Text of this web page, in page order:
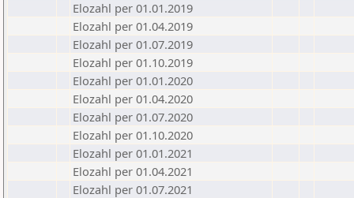
Elozahl per 01.01.2019
Elozahl per 01.04.2019
Elozahl per 01.07.2019
Elozahl per 01.10.2019
Elozahl per 01.01.2020
Elozahl per 01.04.2020
Elozahl per 01.07.2020
Elozahl per 01.10.2020
Elozahl per 01.01.2021
Elozahl per 01.04.2021
Elozahl per 01.07.2021